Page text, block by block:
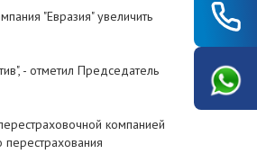
"Евразия" увеличить
- отметил Председатель
компанией